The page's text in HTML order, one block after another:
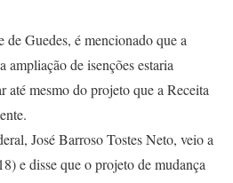
Guedes, é mencionado que a
ampliação de isenções estaria
até mesmo do projeto que a Receita
José Barroso Tostes Neto, veio a
e disse que o projeto de mudança